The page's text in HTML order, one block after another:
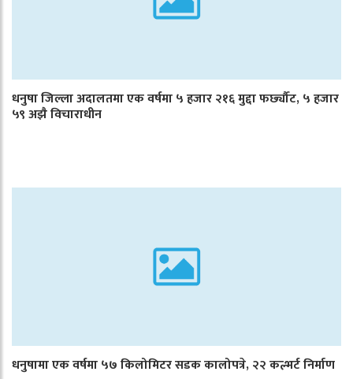
धनुषा जिल्ला अदालतमा एक वर्षमा ५ हजार २१६ मुद्दा फर्छ्यौट, ५ हजार
५९ अझै विचाराधीन
धनुषामा एक वर्षमा ५७ किलोमिटर सडक कालोपत्रे, २२ कल्भर्ट निर्माण